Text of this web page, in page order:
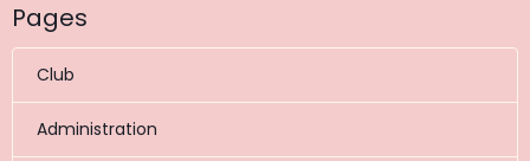
Pages
Club
Administration